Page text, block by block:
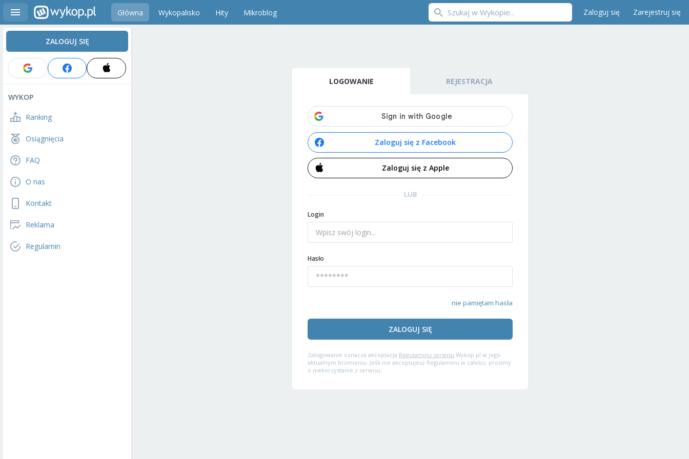
Główna Wykopalisko Hity Mikroblog Zaloguj się Zarejestruj się
ZALOGUJ SIĘ
WYKOP
Ranking
Osiągnięcia
FAQ
O nas
Kontakt
Reklama
Regulamin
LOGOWANIE REJESTRACJA
Zaloguj się z Facebook
Zaloguj się z Apple
LUB
Login
Hasło
nie pamiętam hasła
ZALOGUJ SIĘ
Zalogowanie oznacza akceptację Regulaminu serwisu Wykop.pl w jego
aktualnym brzmieniu. Jeśli nie akceptujesz Regulaminu w całości, prosimy
o niekorzystanie z serwisu.